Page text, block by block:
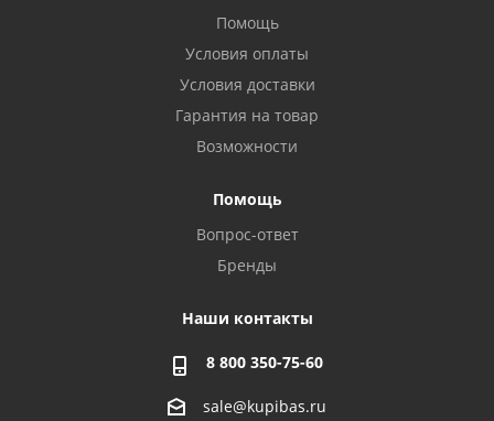
Помощь
Условия оплаты
Условия доставки
Гарантия на товар
Возможности
Помощь
Вопрос-ответ
Бренды
Наши контакты
8 800 350-75-60
sale@kupibas.ru